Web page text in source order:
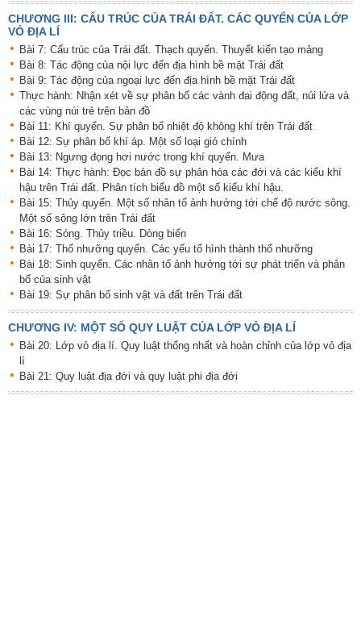
CHƯƠNG III: CẤU TRÚC CỦA TRÁI ĐẤT. CÁC QUYỂN CỦA LỚP
VỎ ĐỊA LÍ
Bài 7: Cấu trúc của Trái đất. Thạch quyển. Thuyết kiến tạo mảng
Bài 8: Tác động của nội lực đến địa hình bề mặt Trái đất
Bài 9: Tác động của ngoại lực đến địa hình bề mặt Trái đất
Thực hành: Nhận xét về sự phân bố các vành đai động đất, núi lửa và
các vùng núi trẻ trên bản đồ
Bài 11: Khí quyển. Sự phân bố nhiệt độ không khí trên Trái đất
Bài 12: Sự phân bố khí áp. Một số loại gió chính
Bài 13: Ngưng đọng hơi nước trong khí quyển. Mưa
Bài 14: Thực hành: Đọc bản đồ sự phân hóa các đới và các kiểu khí
hậu trên Trái đất. Phân tích biểu đồ một số kiểu khí hậu.
Bài 15: Thủy quyển. Một số nhân tố ảnh hưởng tới chế độ nước sông.
Một số sông lớn trên Trái đất
Bài 16: Sóng. Thủy triều. Dòng biển
Bài 17: Thổ nhưỡng quyển. Các yếu tố hình thành thổ nhưỡng
Bài 18: Sinh quyển. Các nhân tố ảnh hưởng tới sự phát triển và phân
bố của sinh vật
Bài 19: Sự phân bố sinh vật và đất trên Trái đất
CHƯƠNG IV: MỘT SỐ QUY LUẬT CỦA LỚP VỎ ĐỊA LÍ
Bài 20: Lớp vỏ địa lí. Quy luật thống nhất và hoàn chỉnh của lớp vỏ địa
lí
Bài 21: Quy luật địa đới và quy luật phi địa đới